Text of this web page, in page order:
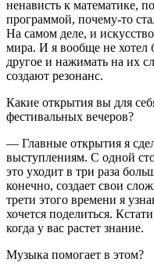
ненависть к математике,
программой, почему-то
На самом деле, и
мира. И я вообще не хотел
другое и нажимать на их
создают резонанс.
Какие открытия вы для
фестивальных вечеров?
— Главные открытия я
выступлениям. С одной
это уходит в три раза
конечно, создает свои
трети этого времени я
хочется поделиться.
когда у вас растет знание.
Музыка помогает в этом?